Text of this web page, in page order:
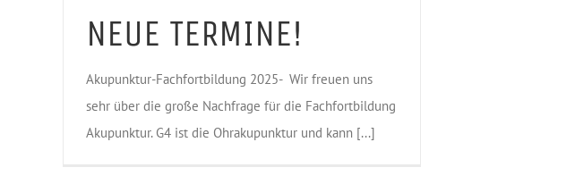
NEUE TERMINE!
Akupunktur-Fachfortbildung 2025- Wir freuen uns
sehr über die große Nachfrage für die Fachfortbildung
Akupunktur. G4 ist die Ohrakupunktur und kann [...]